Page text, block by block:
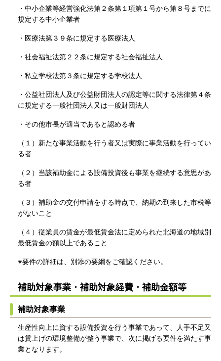
・中小企業等経営強化法第２条第１項第１号から第８号までに
規定する中小企業者
・医療法第３９条に規定する医療法人
・社会福祉法第２２条に規定する社会福祉法人
・私立学校法第３条に規定する学校法人
・公益社団法人及び公益財団法人の認定等に関する法律第４条
に規定する一般社団法人又は一般財団法人
・その他市長が適当であると認める者
（１）新たな事業活動を行う者又は実際に事業活動を行ってい
る者
（２）当該補助金による設備投資後も事業を継続する意思があ
る者
（３）補助金の交付申請をする時点で、納期の到来した市税等
がないこと
（４）従業員の賃金が最低賃金法に定められた北海道の地域別
最低賃金の額以上であること
※要件の詳細は、別添の要綱をご確認ください。
補助対象事業・補助対象経費・補助金額等
補助対象事業
生産性向上に資する設備投資を行う事業であって、人手不足又
は賃上げの環境整備が整う事業で、次に掲げる要件を満たす事
業となります。